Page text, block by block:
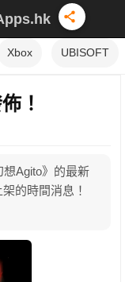
Xbox UBISOFT
！
Agito》的最新
的時間消息！